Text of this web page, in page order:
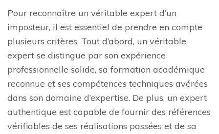
Pour reconnaître un véritable expert d’un
imposteur, il est essentiel de prendre en compte
plusieurs critères. Tout d’abord, un véritable
expert se distingue par son expérience
professionnelle solide, sa formation académique
reconnue et ses compétences techniques avérées
dans son domaine d’expertise. De plus, un expert
authentique est capable de fournir des références
vérifiables de ses réalisations passées et de sa